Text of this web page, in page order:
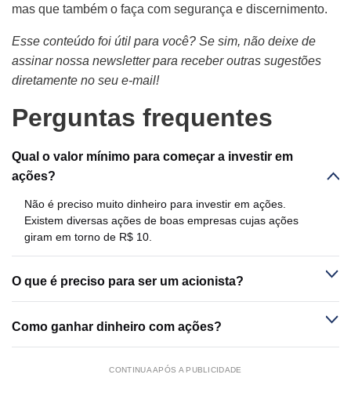
mas que também o faça com segurança e discernimento.
Esse conteúdo foi útil para você? Se sim, não deixe de
assinar nossa newsletter para receber outras sugestões
diretamente no seu e-mail!
Perguntas frequentes
Qual o valor mínimo para começar a investir em
ações?
Não é preciso muito dinheiro para investir em ações.
Existem diversas ações de boas empresas cujas ações
giram em torno de R$ 10.
O que é preciso para ser um acionista?
Como ganhar dinheiro com ações?
CONTINUA APÓS A PUBLICIDADE